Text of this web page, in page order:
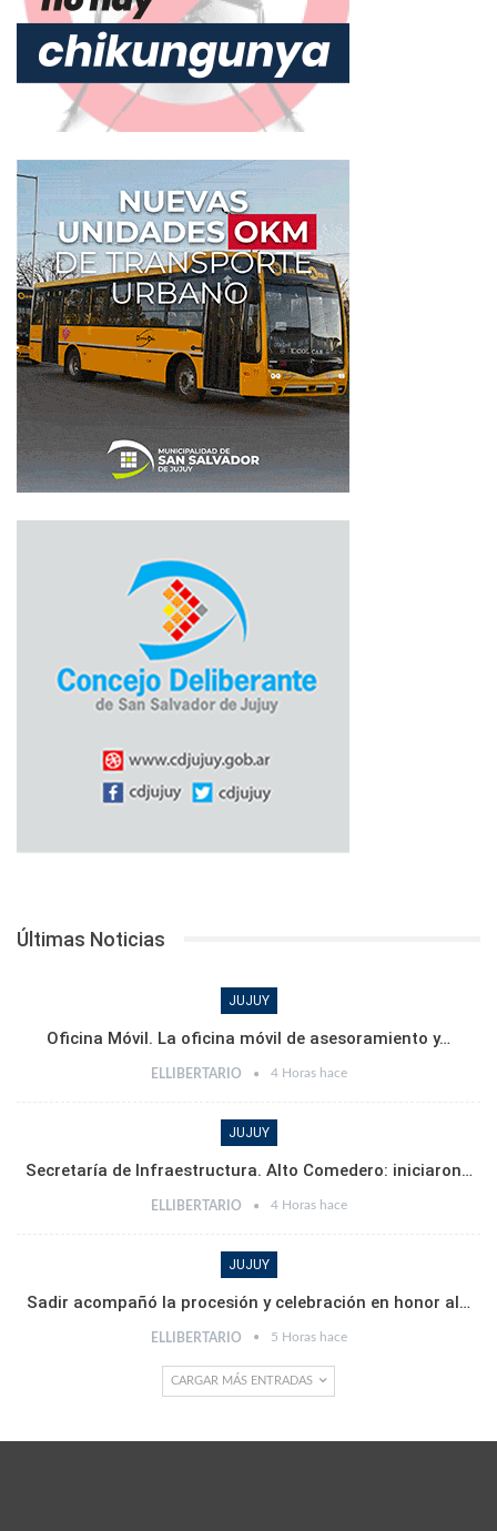
Últimas Noticias
JUJUY
Oficina Móvil. La oficina móvil de asesoramiento y…
ELLIBERTARIO 4 Horas hace
JUJUY
Secretaría de Infraestructura. Alto Comedero: iniciaron…
ELLIBERTARIO 4 Horas hace
JUJUY
Sadir acompañó la procesión y celebración en honor al…
ELLIBERTARIO 5 Horas hace
CARGAR MÁS ENTRADAS